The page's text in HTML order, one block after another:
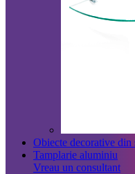
Obiecte decorative din
Tamplarie aluminiu
Vreau un consultant